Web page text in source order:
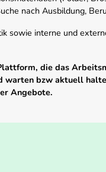
nach Ausbildung,
sowie interne und
die das
bzw aktuell
Angebote.